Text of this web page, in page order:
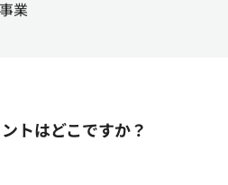
業
トはどこですか？